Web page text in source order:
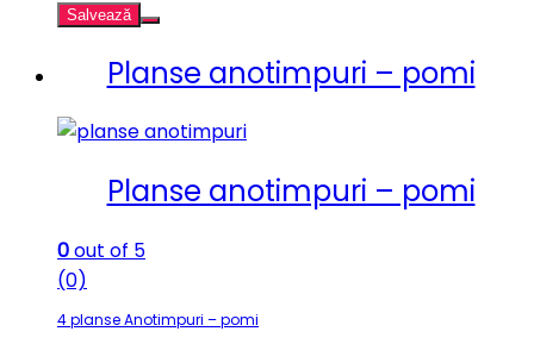
Salvează
Planse anotimpuri – pomi
Planse anotimpuri – pomi
0out of 5
(0)
4 planse Anotimpuri – pomi